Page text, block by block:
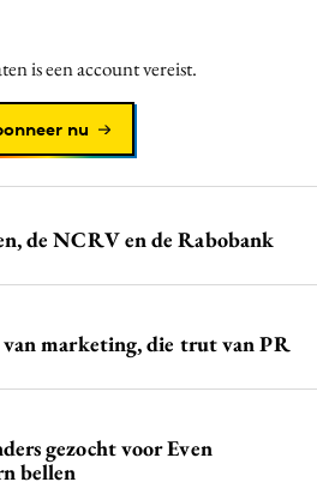
is een account vereist.
nu
de NCRV en de Rabobank
marketing, die trut van PR
gezocht voor Even
bellen